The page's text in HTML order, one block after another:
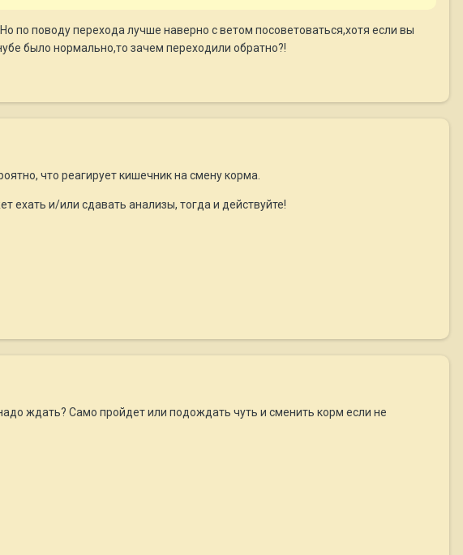
по поводу перехода лучше наверно с ветом посоветоваться,хотя если вы
было нормально,то зачем переходили обратно?!
что реагирует кишечник на смену корма.
ехать и/или сдавать анализы, тогда и действуйте!
ждать? Само пройдет или подождать чуть и сменить корм если не